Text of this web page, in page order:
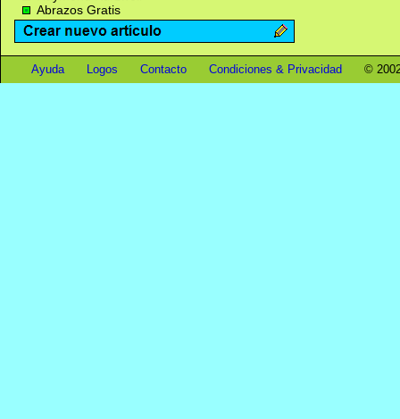
Abrazos Gratis
Ayuda Logos Contacto Condiciones & Privacidad ©